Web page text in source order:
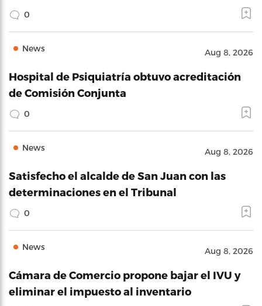
0
News Aug 8, 2026
Hospital de Psiquiatría obtuvo acreditación
de Comisión Conjunta
0
News Aug 8, 2026
Satisfecho el alcalde de San Juan con las
determinaciones en el Tribunal
0
News Aug 8, 2026
Cámara de Comercio propone bajar el IVU y
eliminar el impuesto al inventario